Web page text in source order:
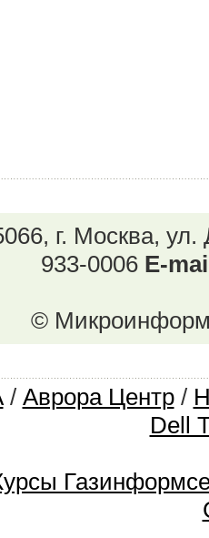
г. Москва,
933-0006 E-
©
/ Аврора Центр/
Dell